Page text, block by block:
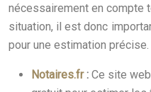
nécessairement en compte
situation, il est donc
pour une estimation précise.
Notaires.fr: Ce site